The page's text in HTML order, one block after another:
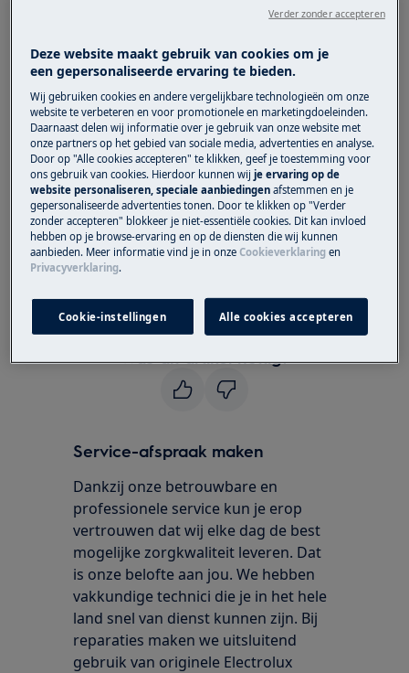
display weer,dit duidt op een storing aan
Heeft betrekking op
Koelkast
Koel-vriescombinatie
Oplossing
Neem contact op met onze servicedienst
voor een afspraak.
Wanneer de bovenstaande suggesties het
probleem niet hebben opgelost, adviseren wij
een bezoek van een technicus aan te vragen.
Was dit artikel nuttig?
Service-afspraak maken
Dankzij onze betrouwbare en
professionele service kun je erop
vertrouwen dat wij elke dag de best
mogelijke zorgkwaliteit leveren. Dat
is onze belofte aan jou. We hebben
vakkundige technici die je in het hele
land snel van dienst kunnen zijn. Bij
reparaties maken we uitsluitend
gebruik van originele Electrolux
Deze website maakt gebruik van cookies om je
een gepersonaliseerde ervaring te bieden.
Wij gebruiken cookies en andere vergelijkbare technologieën om onze
website te verbeteren en voor promotionele en marketingdoeleinden.
Daarnaast delen wij informatie over je gebruik van onze website met
onze partners op het gebied van sociale media, advertenties en analyse.
Door op "Alle cookies accepteren" te klikken, geef je toestemming voor
ons gebruik van cookies. Hierdoor kunnen wijje ervaring op de
website personaliseren, speciale aanbiedingen afstemmen en je
gepersonaliseerde advertenties tonen. Door te klikken op "Verder
zonder accepteren" blokkeer je niet-essentiële cookies. Dit kan invloed
hebben op je browse-ervaring en op de diensten die wij kunnen
aanbieden. Meer informatie vind je in onzeCookieverklaring en
Privacyverklaring.
Cookie-instellingen Alle cookies accepteren
Verder zonder accepteren